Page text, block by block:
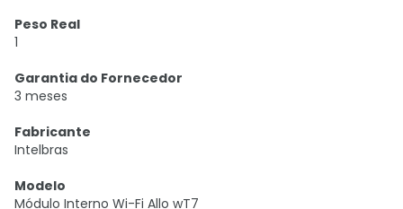
Peso Real
1
Garantia do Fornecedor
3 meses
Fabricante
Intelbras
Modelo
Módulo Interno Wi-Fi Allo wT7